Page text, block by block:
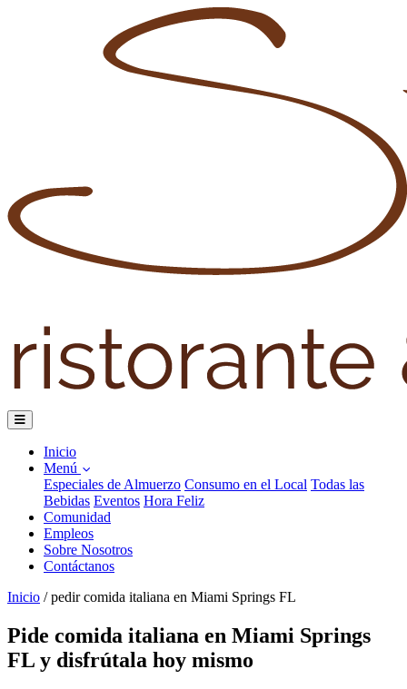
Inicio
Menú
Especiales de Almuerzo Consumo en el Local Todas las
Bebidas Eventos Hora Feliz
Comunidad
Empleos
Sobre Nosotros
Contáctanos
Inicio / pedir comida italiana en Miami Springs FL
Pide comida italiana en Miami Springs
FL y disfrútala hoy mismo